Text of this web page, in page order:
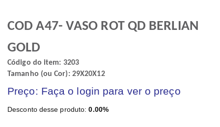
COD A47- VASO ROT QD BERLIAN
GOLD
Código do item: 3203
Tamanho (ou Cor): 29X20X12
Preço: Faça o login para ver o preço
Desconto desse produto:0.00%